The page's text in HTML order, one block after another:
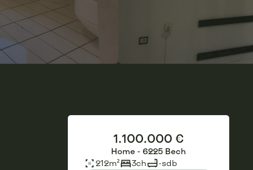
1.100.000 €
Home - 6225 Bech
212m² 3ch -sdb